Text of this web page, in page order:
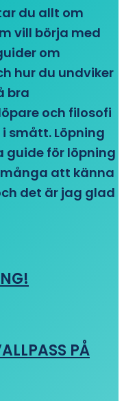
du allt om
vill börja med
om
hur du undviker
bra
och filosofi
smått. Löpning
guide för löpning
att känna
det är jag glad
PÅ